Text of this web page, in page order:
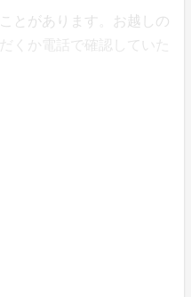
とがあります。お越しの
くか電話で確認していた